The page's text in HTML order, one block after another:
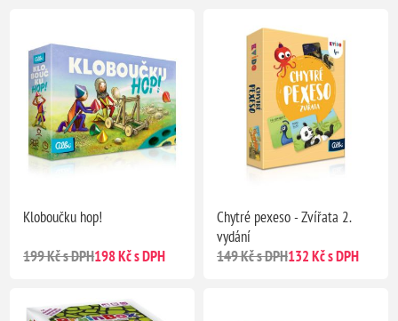
Kloboučku hop!
199 Kč s DPH198 Kč s DPH
Chytré pexeso - Zvířata 2.
vydání
149 Kč s DPH132 Kč s DPH